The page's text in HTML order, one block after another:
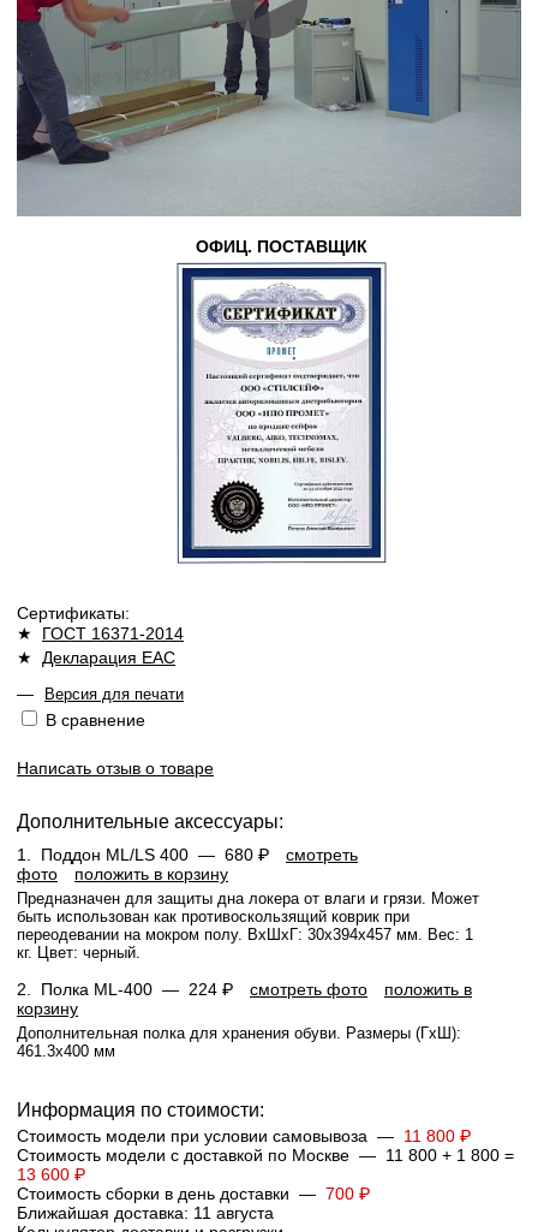
ОФИЦ. ПОСТАВЩИК
Сертификаты:
★ ГОСТ 16371-2014
★ Декларация ЕАС
—
Версия для печати
В сравнение
Написать отзыв о товаре
Дополнительные аксессуары:
1. Поддон ML/LS 400 — 680 ₽
смотреть
фото
положить в корзину
Предназначен для защиты дна локера от влаги и грязи. Может
быть использован как противоскользящий коврик при
переодевании на мокром полу. ВхШхГ: 30x394x457 мм. Вес: 1
кг. Цвет: черный.
2. Полка ML-400 — 224 ₽ смотреть фото
положить в
корзину
Дополнительная полка для хранения обуви. Размеры (ГхШ):
461.3х400 мм
Информация по стоимости:
Стоимость модели при условии самовывоза — 11 800 ₽
Стоимость модели с доставкой по Москве — 11 800 + 1 800 =
13 600 ₽
Стоимость сборки в день доставки — 700 ₽
Ближайшая доставка: 11 августа